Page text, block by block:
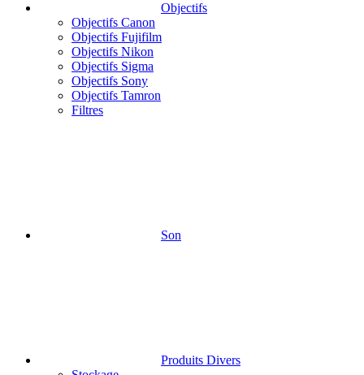
Objectifs
Objectifs Canon
Objectifs Fujifilm
Objectifs Nikon
Objectifs Sigma
Objectifs Sony
Objectifs Tamron
Filtres
Son
Produits Divers